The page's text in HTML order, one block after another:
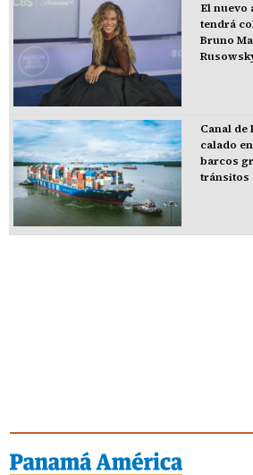
El nuevo
tendrá
Bruno
Canal de
calado
barcos
tránsitos